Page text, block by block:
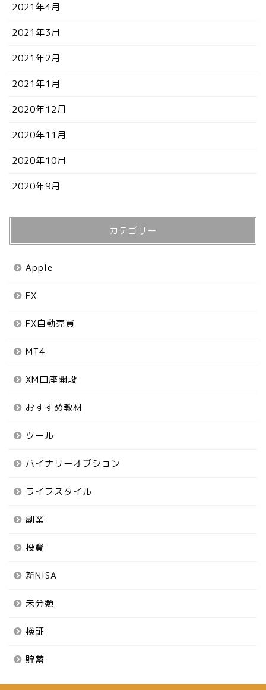
2021年4月
2021年3月
2021年2月
2021年1月
2020年12月
2020年11月
2020年10月
2020年9月
カテゴリー
Apple
FX
FX自動売買
MT4
XM口座開設
おすすめ教材
ツール
バイナリーオプション
ライフスタイル
副業
投資
新NISA
未分類
検証
貯蓄